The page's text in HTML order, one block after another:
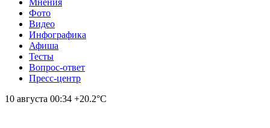
Мнения
Фото
Видео
Инфографика
Афиша
Тесты
Вопрос-ответ
Пресс-центр
10 августа 00:34 +20.2°С